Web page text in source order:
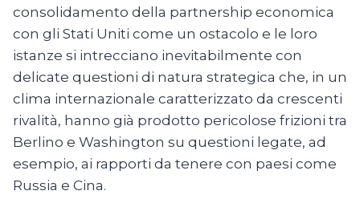
consolidamento della partnership economica
con gli Stati Uniti come un ostacolo e le loro
istanze si intrecciano inevitabilmente con
delicate questioni di natura strategica che, in un
clima internazionale caratterizzato da crescenti
rivalità, hanno già prodotto pericolose frizioni tra
Berlino e Washington su questioni legate, ad
esempio, ai rapporti da tenere con paesi come
Russia e Cina.